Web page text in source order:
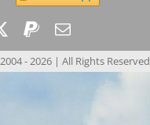
-2026 | All Rights Reserved